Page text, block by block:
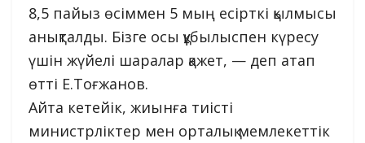
8,5 пайыз өсіммен 5 мың есірткі қылмысы
анықталды. Бізге осы құбылыспен күресу
үшін жүйелі шаралар қажет, — деп атап
өтті Е.Тоғжанов.
Айта кетейік, жиынға тиісті
министрліктер мен орталық мемлекеттік